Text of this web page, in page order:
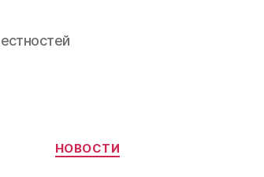
Categories
НОВОСТИ